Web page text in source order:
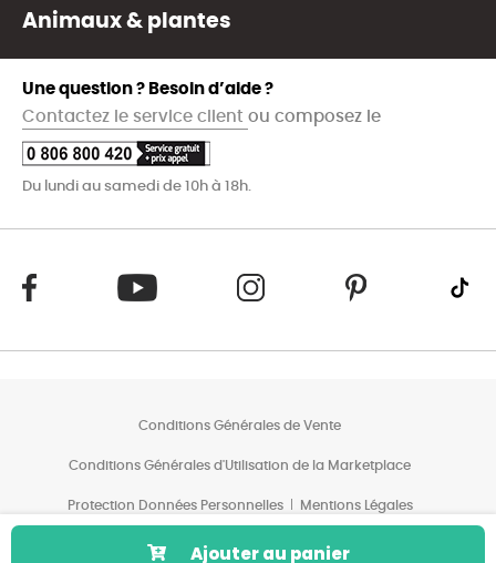
Ajouter au panier
Animaux & plantes
Une question ? Besoin d’aide ?
Contactez le service client ou composez le
Du lundi au samedi de 10h à 18h.
Conditions Générales de Vente
Conditions Générales d'Utilisation de la Marketplace
Protection Données Personnelles Mentions Légales
Conditions des Offres*